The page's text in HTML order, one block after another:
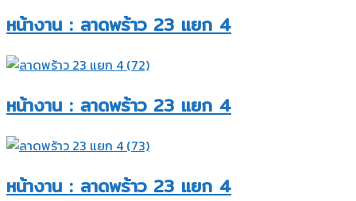
หน้างาน : ลาดพร้าว 23 แยก 4​
หน้างาน : ลาดพร้าว 23 แยก 4​
หน้างาน : ลาดพร้าว 23 แยก 4​